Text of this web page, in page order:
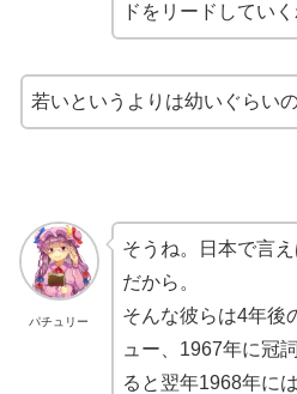
ドをリードしていく
若いというよりは幼いぐらい
パチュリー
そうね。日本で言
だから。
そんな彼らは4年後
ュー、1967年に冠
ると翌年1968年に